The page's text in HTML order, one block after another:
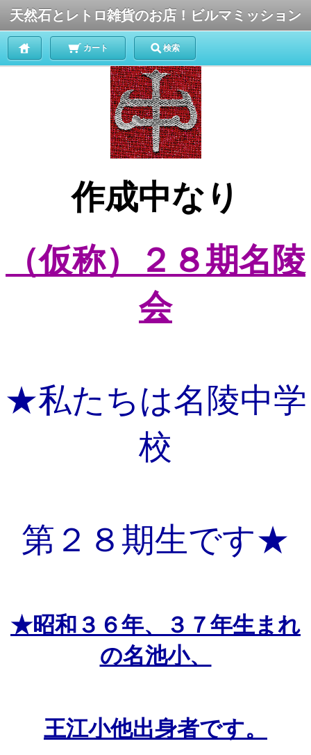
天然石とレトロ雑貨のお店！ビルマミッション
カート 検索
作成中なり
（仮称）２８期名陵
会
★私たちは名陵中学
校
第２８期生です★
★昭和３６年、３７年生まれ
の名池小、
王江小他出身者です。